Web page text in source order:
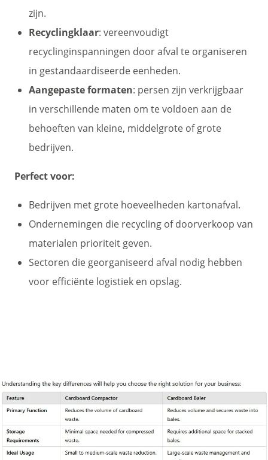
zijn.
Recyclingklaar: vereenvoudigt
recyclinginspanningen door afval te organiseren
in gestandaardiseerde eenheden.
Aangepaste formaten: persen zijn verkrijgbaar
in verschillende maten om te voldoen aan de
behoeften van kleine, middelgrote of grote
bedrijven.
Perfect voor:
Bedrijven met grote hoeveelheden kartonafval.
Ondernemingen die recycling of doorverkoop van
materialen prioriteit geven.
Sectoren die georganiseerd afval nodig hebben
voor efficiënte logistiek en opslag.